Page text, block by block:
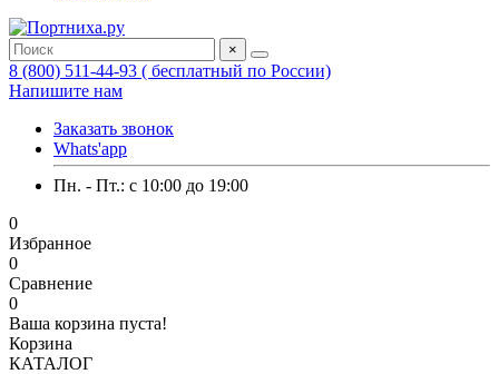
×
8 (800) 511-44-93 ( бесплатный по России)
Напишите нам
Заказать звонок
Whats'app
Пн. - Пт.: c 10:00 до 19:00
0
Избранное
0
Сравнение
0
Ваша корзина пуста!
Корзина
КАТАЛОГ